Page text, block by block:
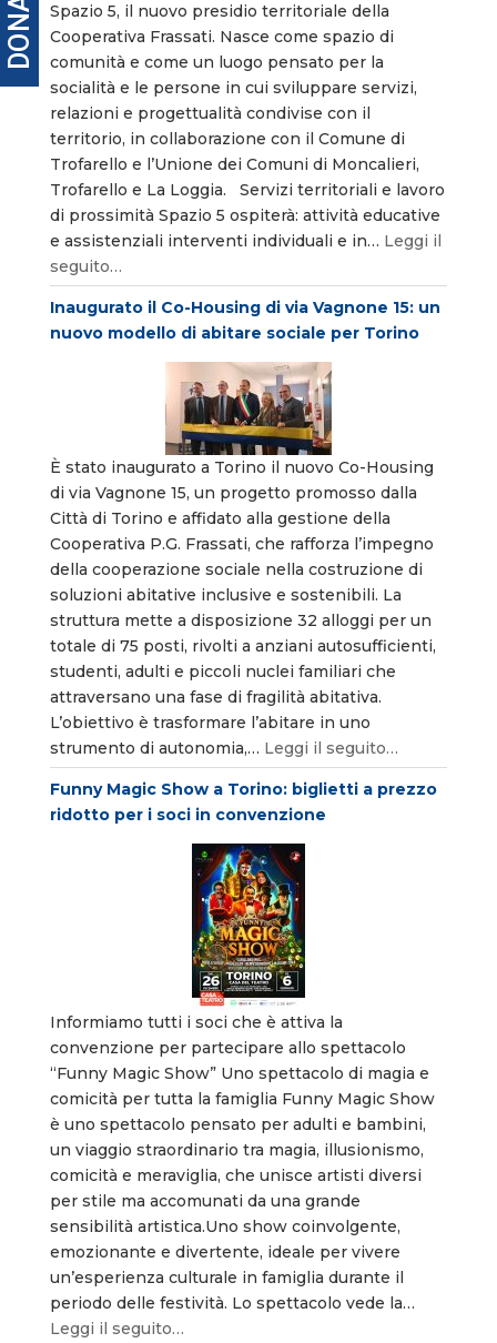
Spazio 5, il nuovo presidio territoriale della
Cooperativa Frassati. Nasce come spazio di
comunità e come un luogo pensato per la
socialità e le persone in cui sviluppare servizi,
relazioni e progettualità condivise con il
territorio, in collaborazione con il Comune di
Trofarello e l’Unione dei Comuni di Moncalieri,
Trofarello e La Loggia. Servizi territoriali e lavoro
di prossimità Spazio 5 ospiterà: attività educative
e assistenziali interventi individuali e in… Leggi il
seguito…
Inaugurato il Co-Housing di via Vagnone 15: un
nuovo modello di abitare sociale per Torino
È stato inaugurato a Torino il nuovo Co-Housing
di via Vagnone 15, un progetto promosso dalla
Città di Torino e affidato alla gestione della
Cooperativa P.G. Frassati, che rafforza l’impegno
della cooperazione sociale nella costruzione di
soluzioni abitative inclusive e sostenibili. La
struttura mette a disposizione 32 alloggi per un
totale di 75 posti, rivolti a anziani autosufficienti,
studenti, adulti e piccoli nuclei familiari che
attraversano una fase di fragilità abitativa.
L’obiettivo è trasformare l’abitare in uno
strumento di autonomia,… Leggi il seguito…
Funny Magic Show a Torino: biglietti a prezzo
ridotto per i soci in convenzione
Informiamo tutti i soci che è attiva la
convenzione per partecipare allo spettacolo
“Funny Magic Show” Uno spettacolo di magia e
comicità per tutta la famiglia Funny Magic Show
è uno spettacolo pensato per adulti e bambini,
un viaggio straordinario tra magia, illusionismo,
comicità e meraviglia, che unisce artisti diversi
per stile ma accomunati da una grande
sensibilità artistica.Uno show coinvolgente,
emozionante e divertente, ideale per vivere
un’esperienza culturale in famiglia durante il
periodo delle festività. Lo spettacolo vede la…
Leggi il seguito…
DONA